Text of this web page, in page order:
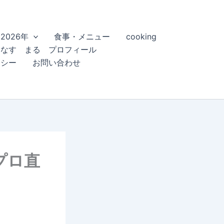
年 食事・メニュー
cooking
なす まる プロフィール
ー
お問い合わせ
ロ直